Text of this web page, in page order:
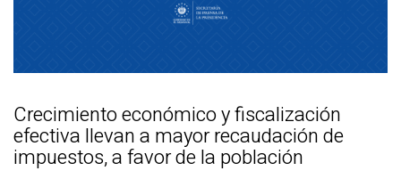
Crecimiento económico y fiscalización
efectiva llevan a mayor recaudación de
impuestos, a favor de la población